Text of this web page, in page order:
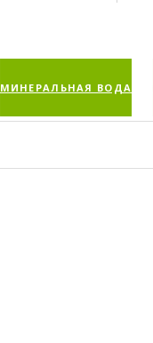
МИНЕРАЛЬНАЯ ВОДА